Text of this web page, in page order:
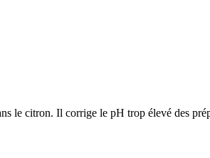
le citron. Il corrige le pH trop élevé des